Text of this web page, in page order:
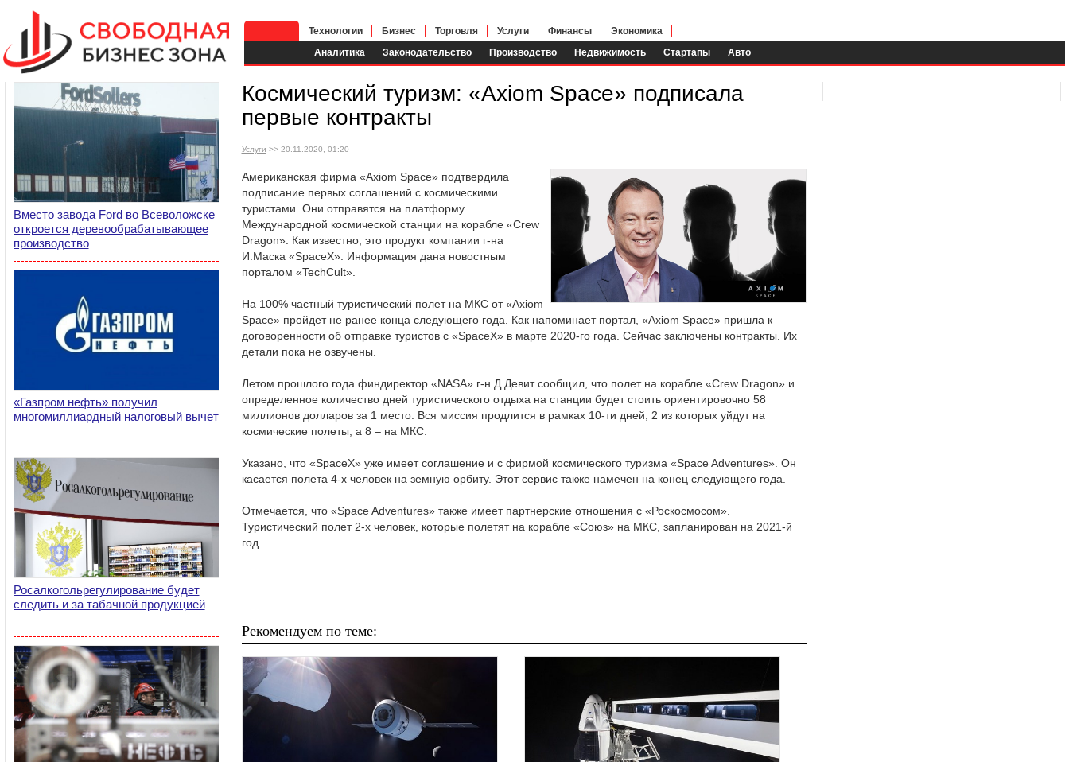
Аналитика Законодательство Производство Недвижимость Стартапы Авто
Технологии Бизнес Торговля Услуги Финансы Экономика
Вместо завода Ford во Всеволожске
откроется деревообрабатывающее
производство
«Газпром нефть» получил
многомиллиардный налоговый вычет
Росалкогольрегулирование будет
следить и за табачной продукцией
Космический туризм: «Axiom Space» подписала
первые контракты
Услуги >> 20.11.2020, 01:20
Американская фирма «Axiom Space» подтвердила
подписание первых соглашений с космическими
туристами. Они отправятся на платформу
Международной космической станции на корабле «Crew
Dragon». Как известно, это продукт компании г-на
И.Маска «SpaceX». Информация дана новостным
порталом «TechCult».
На 100% частный туристический полет на МКС от «Axiom
Space» пройдет не ранее конца следующего года. Как напоминает портал, «Axiom Space» пришла к
договоренности об отправке туристов с «SpaceX» в марте 2020-го года. Сейчас заключены контракты. Их
детали пока не озвучены.
Летом прошлого года финдиректор «NASA» г-н Д.Девит сообщил, что полет на корабле «Crew Dragon» и
определенное количество дней туристического отдыха на станции будет стоить ориентировочно 58
миллионов долларов за 1 место. Вся миссия продлится в рамках 10-ти дней, 2 из которых уйдут на
космические полеты, а 8 – на МКС.
Указано, что «SpaceX» уже имеет соглашение и с фирмой космического туризма «Space Adventures». Он
касается полета 4-х человек на земную орбиту. Этот сервис также намечен на конец следующего года.
Отмечается, что «Space Adventures» также имеет партнерские отношения с «Роскосмосом».
Туристический полет 2-х человек, которые полетят на корабле «Союз» на МКС, запланирован на 2021-й
год.
Рекомендуем по теме: